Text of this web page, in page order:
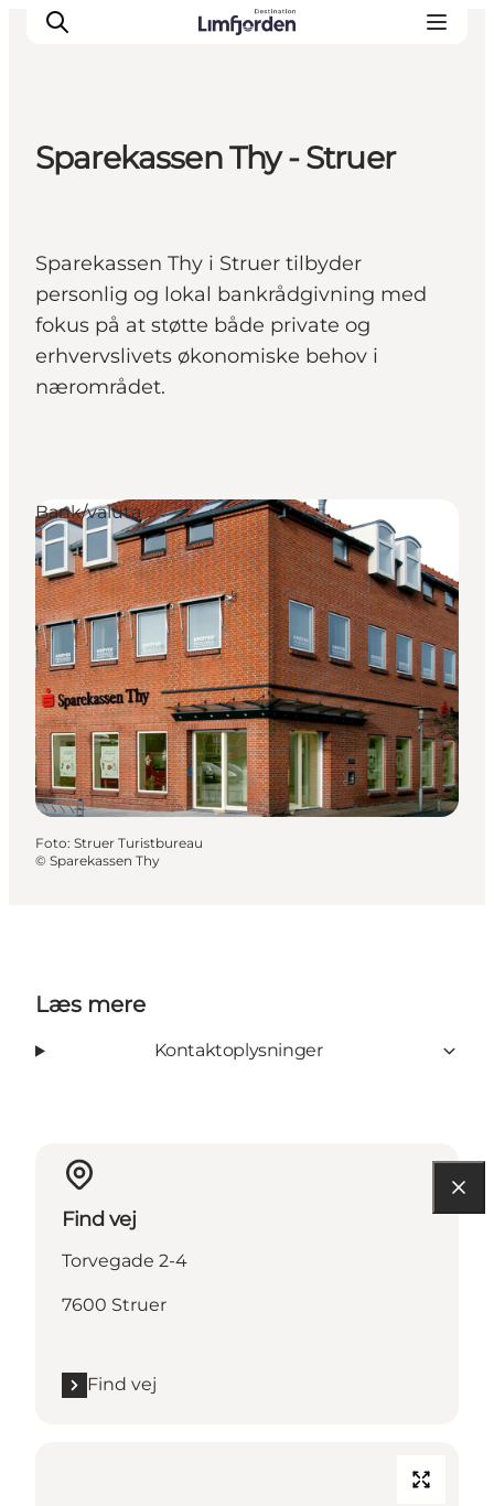
Sparekassen Thy - Struer
Sparekassen Thy i Struer tilbyder
personlig og lokal bankrådgivning med
fokus på at støtte både private og
erhvervslivets økonomiske behov i
nærområdet.
Bank/valuta
Foto: Struer Turistbureau
© Sparekassen Thy
Læs mere
Kontaktoplysninger
Find vej
Torvegade 2-4
7600 Struer
Find vej